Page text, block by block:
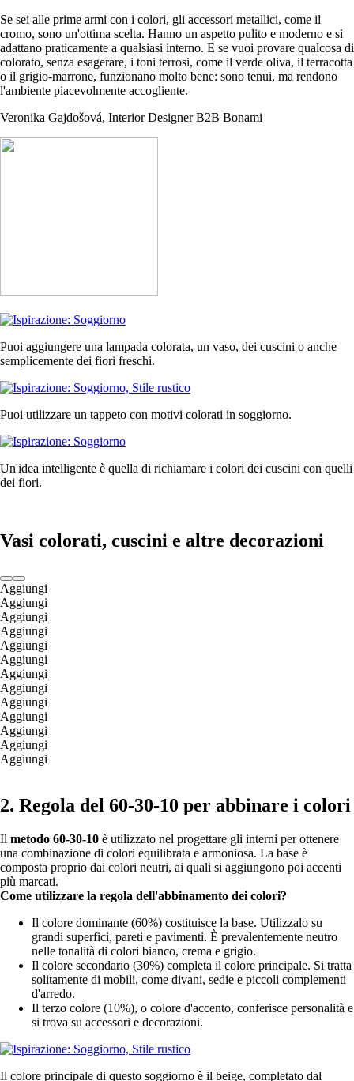
Se sei alle prime armi con i colori, gli accessori metallici, come il
cromo, sono un'ottima scelta. Hanno un aspetto pulito e moderno e si
adattano praticamente a qualsiasi interno. E se vuoi provare qualcosa di
colorato, senza esagerare, i toni terrosi, come il verde oliva, il terracotta
o il grigio-marrone, funzionano molto bene: sono tenui, ma rendono
l'ambiente piacevolmente accogliente.
Veronika Gajdošová, Interior Designer B2B Bonami
Puoi aggiungere una lampada colorata, un vaso, dei cuscini o anche
semplicemente dei fiori freschi.
Puoi utilizzare un tappeto con motivi colorati in soggiorno.
Un'idea intelligente è quella di richiamare i colori dei cuscini con quelli
dei fiori.
Vasi colorati, cuscini e altre decorazioni
Aggiungi
Aggiungi
Aggiungi
Aggiungi
Aggiungi
Aggiungi
Aggiungi
Aggiungi
Aggiungi
Aggiungi
Aggiungi
Aggiungi
Aggiungi
2. Regola del 60-30-10 per abbinare i colori
Il metodo 60-30-10 è utilizzato nel progettare gli interni per ottenere
una combinazione di colori equilibrata e armoniosa. La base è
composta proprio dai colori neutri, ai quali si aggiungono poi accenti
più marcati.
Come utilizzare la regola dell'abbinamento dei colori?
Il colore dominante (60%) costituisce la base. Utilizzalo su
grandi superfici, pareti e pavimenti. È prevalentemente neutro
nelle tonalità di colori bianco, crema e grigio.
Il colore secondario (30%) completa il colore principale. Si tratta
solitamente di mobili, come divani, sedie e piccoli complementi
d'arredo.
Il terzo colore (10%), o colore d'accento, conferisce personalità e
si trova su accessori e decorazioni.
Il colore principale di questo soggiorno è il beige, completato dal